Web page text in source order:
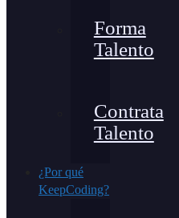
Forma
Talento
Contrata
Talento
¿Por qué
KeepCoding?